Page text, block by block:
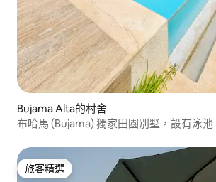
Bujama Alta的村舍
布哈馬 (Bujama) 獨家田園別墅，設有泳池
旅客精選
旅客精選